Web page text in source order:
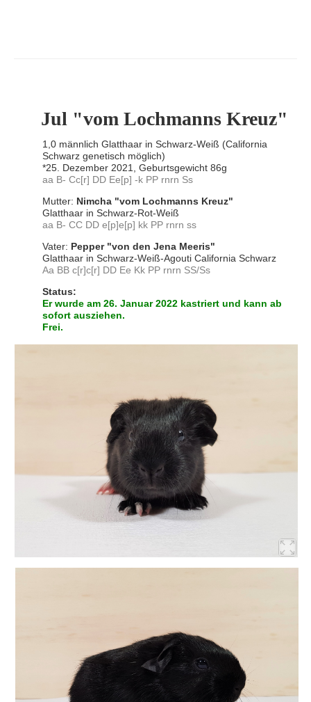
Jul "vom Lochmanns Kreuz"
1,0 männlich Glatthaar in Schwarz-Weiß (California
Schwarz genetisch möglich)
*25. Dezember 2021, Geburtsgewicht 86g
aa B- Cc[r] DD Ee[p] -k PP rnrn Ss
Mutter: Nimcha "vom Lochmanns Kreuz"
Glatthaar in Schwarz-Rot-Weiß
aa B- CC DD e[p]e[p] kk PP rnrn ss
Vater: Pepper "von den Jena Meeris"
Glatthaar in Schwarz-Weiß-Agouti California Schwarz
Aa BB c[r]c[r] DD Ee Kk PP rnrn SS/Ss
Status:
Er wurde am 26. Januar 2022 kastriert und kann ab
sofort ausziehen.
Frei.